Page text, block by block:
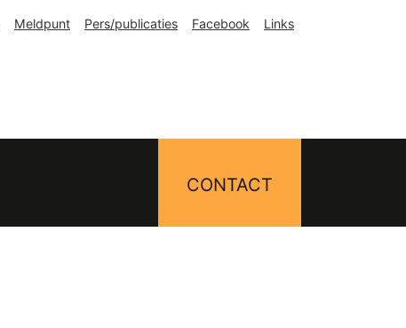
Meldpunt Pers/publicaties Facebook Links
CONTACT